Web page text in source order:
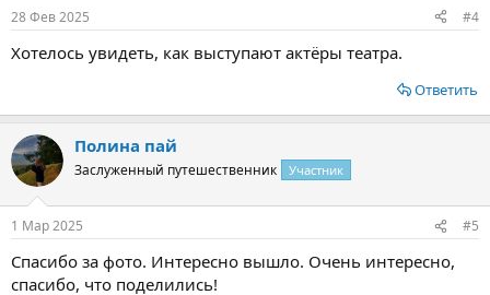
28 Фев 2025 #4
Хотелось увидеть, как выступают актёры театра.
Ответить
Полина пай
Заслуженный путешественник Участник
1 Мар 2025 #5
Спасибо за фото. Интересно вышло. Очень интересно,
спасибо, что поделились!